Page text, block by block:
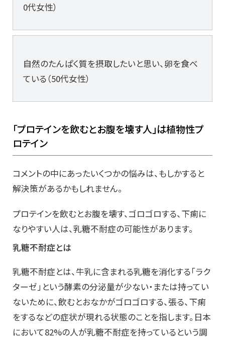
0代女性）
自然のたんぱく質を摂取したいと思い、卵を食べ
ている（50代女性）
「プロテインを飲むとお腹を壊す人」は植物性プ
ロテイン
コメントの中にあったいくつかの悩みは、もしかすると
解決策があるかもしれません。
プロテインを飲むとお腹を壊す、ゴロゴロする、下痢に
なりやすい人は、乳糖不耐症の可能性があります。
乳糖不耐症とは
乳糖不耐症とは、牛乳に含まれる乳糖を消化する「ラク
ターゼ」という酵素の分泌量が少ない・または持ってい
ないために、飲むとおなかがゴロゴロする、張る、下痢
をするなどの症状が現れる状態のことを指します。日本
において82%の人が乳糖不耐症を持っているという調